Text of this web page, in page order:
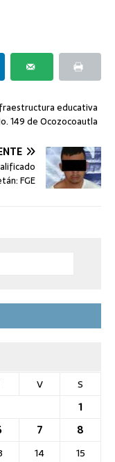
educativa
149 de Ocozocoautla
FGE
V
S
1
7
8
14
15